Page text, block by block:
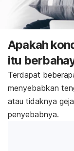
Apakah
itu
Terdapat
menyebabkan
atau tidaknya
penyebabnya.